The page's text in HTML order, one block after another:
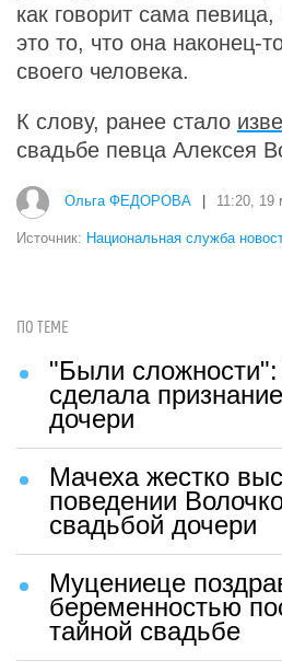
как говорит сама
это то, что она наконец-
своего человека.
К слову, ранее стало
свадьбе певца Алексея
Ольга ФЕДОРОВА 11:20, 19
Источник: Национальная служба
ПО ТЕМЕ
"Были
сделала
дочери
Мачеха жестко
поведении
свадьбой дочери
Муцениеце
беременностью
тайной свадьбе